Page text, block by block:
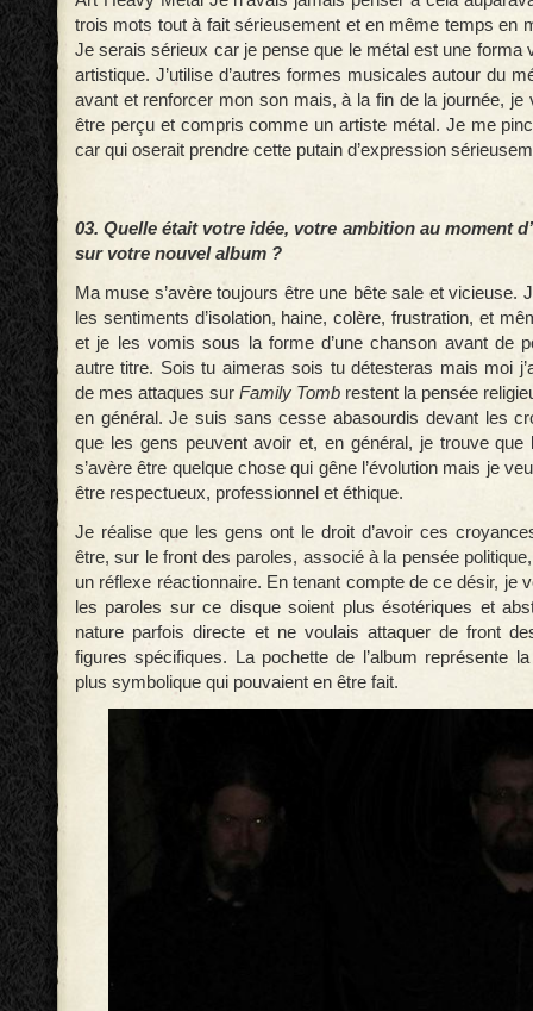
trois mots tout à fait sérieusement et en même temps en
Je serais sérieux car je pense que le métal est une forma
artistique. J’utilise d’autres formes musicales autour du
avant et renforcer mon son mais, à la fin de la journée, je
être perçu et compris comme un artiste métal. Je me
car qui oserait prendre cette putain d’expression
03. Quelle était votre idée, votre ambition au moment
sur votre nouvel album ?
Ma muse s’avère toujours être une bête sale et vicieuse.
les sentiments d’isolation, haine, colère, frustration, et
et je les vomis sous la forme d’une chanson avant de
autre titre. Sois tu aimeras sois tu détesteras mais moi
de mes attaques sur Family Tomb restent la pensée
en général. Je suis sans cesse abasourdis devant les
que les gens peuvent avoir et, en général, je trouve que
s’avère être quelque chose qui gêne l’évolution mais je
être respectueux, professionnel et éthique.
Je réalise que les gens ont le droit d’avoir ces
être, sur le front des paroles, associé à la pensée
un réflexe réactionnaire. En tenant compte de ce désir, je
les paroles sur ce disque soient plus ésotériques et
nature parfois directe et ne voulais attaquer de front
figures spécifiques. La pochette de l’album représente
plus symbolique qui pouvaient en être fait.